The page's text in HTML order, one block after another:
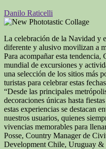
Danilo Raticelli
La celebración de la Navidad y
diferente y alusivo movilizan a
Para acompañar esta
mundial de excursiones y
una selección de los sitios más
turistas para celebrar estas
“Desde las principales
decoraciones únicas hasta
estas experiencias se destacan
nuestros usuarios, quienes
vivencias memorables para
Posse, Country Manager de
Development Chile, Uruguay &